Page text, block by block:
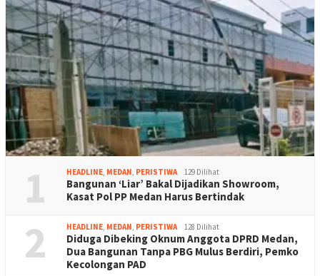
1 HEADLINE, MEDAN, PERISTIWA 129 Dilihat
Bangunan ‘Liar’ Bakal Dijadikan Showroom,
Kasat Pol PP Medan Harus Bertindak
2 HEADLINE, MEDAN, PERISTIWA 128 Dilihat
Diduga Dibeking Oknum Anggota DPRD Medan,
Dua Bangunan Tanpa PBG Mulus Berdiri, Pemko
Kecolongan PAD